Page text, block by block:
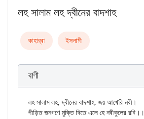
লহ সালাম লহ দ্বীনের বাদশাহ
কাহার্‌বা ইসলামী
বাণী
লহ সালাম লহ, দ্বীনের বাদশাহ, জয় আখেরি নবী।
পীড়িত জনগণে মুক্তি দিতে এলে হে নবীকুলের রবি।।